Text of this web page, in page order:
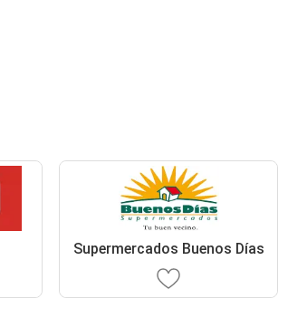
Supermercados Buenos Días